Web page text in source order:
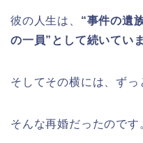
彼の人生は、 “事件の遺
の一員”として続いていま
そしてその横には、ずっ
そんな再婚だったのです